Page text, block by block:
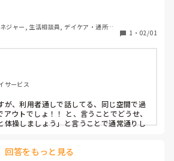
レク無し等、
ジャー, 生活相談員, デイケア・通所リ
1 ・ 02/01
サービス
が、利用者通しで話してる、同じ空間で過
アウトでしょ！！ と、言うことでどうせ、
体操しましょう」と言うことで通常通りし
ます。 コロナと体力低下(生活に支障がで
回答をもっと見る